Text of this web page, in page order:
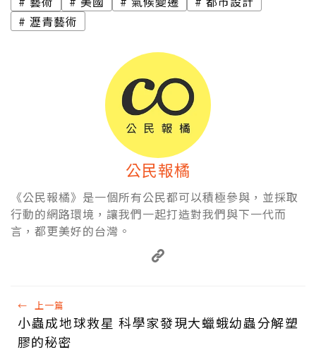
瀝青藝術
公民報橘
《公民報橘》是一個所有公民都可以積極參與，並採取
行動的網路環境，讓我們一起打造對我們與下一代而
言，都更美好的台灣。
← 上一篇
小蟲成地球救星 科學家發現大蠟蛾幼蟲分解塑
膠的秘密